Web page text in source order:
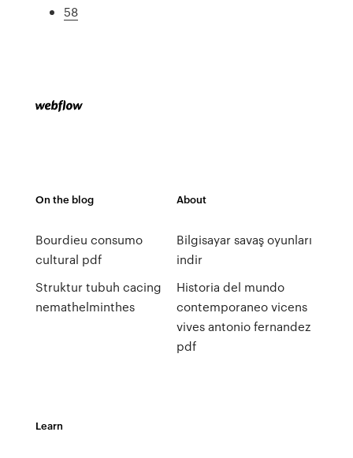
58
On the blog
Bourdieu consumo
cultural pdf
Struktur tubuh cacing
nemathelminthes
About
Bilgisayar savaş oyunları
indir
Historia del mundo
contemporaneo vicens
vives antonio fernandez
pdf
Learn